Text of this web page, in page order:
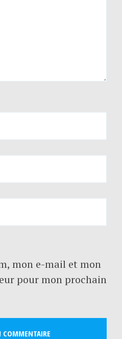
mon e-mail et mon
pour mon prochain